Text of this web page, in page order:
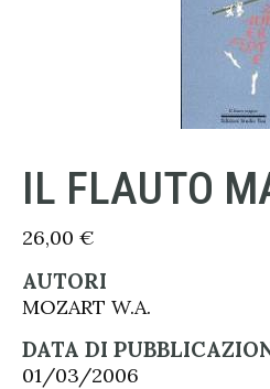
IL FLAUTO
26,00 €
AUTORI
MOZART W.A.
DATA DI
01/03/2006